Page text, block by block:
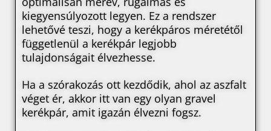
kiegyensúlyozott legyen. Ez a rendszer
lehetővé teszi, hogy a kerékpáros méretétől
függetlenül a kerékpár legjobb
tulajdonságait élvezhesse.
Ha a szórakozás ott kezdődik, ahol az aszfalt
véget ér, akkor itt van egy olyan gravel
kerékpár, amit igazán élvezni fogsz.